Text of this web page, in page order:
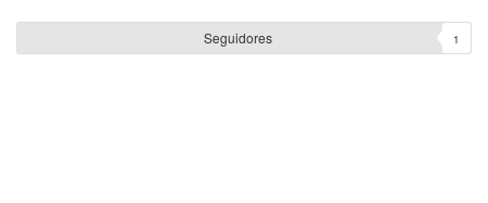
Seguidores 1